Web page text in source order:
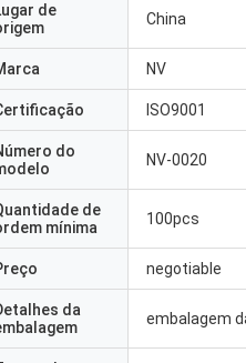
de
China
NV
ISO9001
do
NV-0020
de
mínima
100pcs
negotiable
da
embalagem